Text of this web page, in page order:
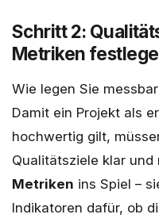
Schritt 2:
Metriken
Wie legen Sie
Damit ein Projekt als
hochwertig gilt,
Qualitätsziele klar und
Metriken ins Spiel –
Indikatoren dafür, ob